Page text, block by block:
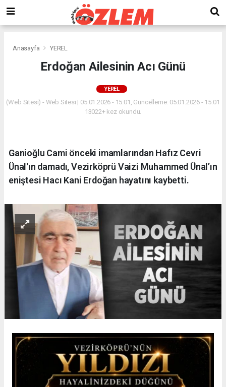
Anasayfa YEREL
Erdoğan Ailesinin Acı Günü
YEREL
(Web Sitesi) - Web Sitesi | 05.01.2026 - 15:01, Güncelleme: 05.01.2026 - 15:01
13022+ kez okundu.
Ganioğlu Cami önceki imamlarından Hafız Cevri
Ünal'ın damadı, Vezirköprü Vaizi Muhammed Ünal’ın
eniştesi Hacı Kani Erdoğan hayatını kaybetti.